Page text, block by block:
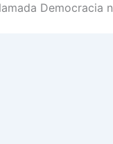
Democracia